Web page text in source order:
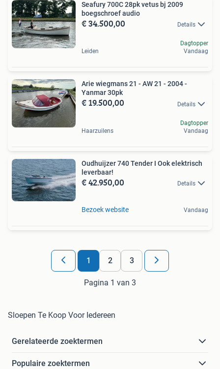
Seafury 700C 28pk vetus bj 2009
boegschroef audio
€ 34.500,00 Details
Leiden
Dagtopper
Vandaag
Arie wiegmans 21 - AW 21 - 2004 -
Yanmar 30pk
€ 19.500,00 Details
Haarzuilens
Dagtopper
Vandaag
Oudhuijzer 740 Tender I Ook elektrisch
leverbaar!
€ 42.950,00 Details
Bezoek website Vandaag
1 2 3
Pagina 1 van 3
Sloepen Te Koop Voor Iedereen
Gerelateerde zoektermen
Populaire zoektermen